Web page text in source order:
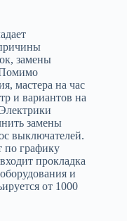
замены
Помимо
мастера на час
и вариантов на
замены
выключателей.
по графику
прокладка
и
от 1000